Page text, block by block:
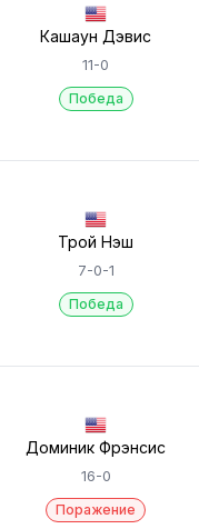
Кашаун Дэвис
11-0
Победа
Трой Нэш
7-0-1
Победа
Доминик Фрэнсис
16-0
Поражение